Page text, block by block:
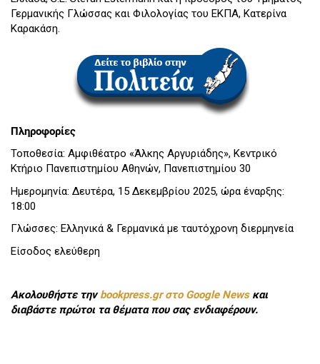
Γερμανικής Γλώσσας και Φιλολογίας του ΕΚΠΑ, Κατερίνα
Καρακάση.
Πληροφορίες
Τοποθεσία: Αμφιθέατρο «Άλκης Αργυριάδης», Κεντρικό
Κτήριο Πανεπιστημίου Αθηνών, Πανεπιστημίου 30
Ημερομηνία: Δευτέρα, 15 Δεκεμβρίου 2025, ώρα έναρξης:
18:00
Γλώσσες: Ελληνικά & Γερμανικά με ταυτόχρονη διερμηνεία
Είσοδος ελεύθερη
Ακολουθήστε τηνbookpress.gr στο Google Newsκαι
διαβάστε πρώτοι τα θέματα που σας ενδιαφέρουν.